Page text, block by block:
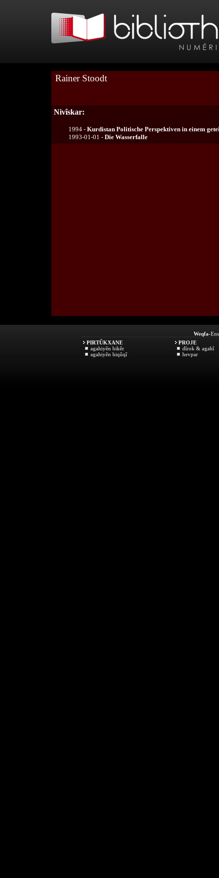
Rainer Stoodt
Nivîskar:
1994 - Kurdistan Politische Perspektiven in einem
1993-01-01 - Die Wasserfalle
Weqfa-
PIRTÛKXANE
agahiyên bikêr
agahiyên hiqûqî
PROJE
dîrok & agahî
hevpar